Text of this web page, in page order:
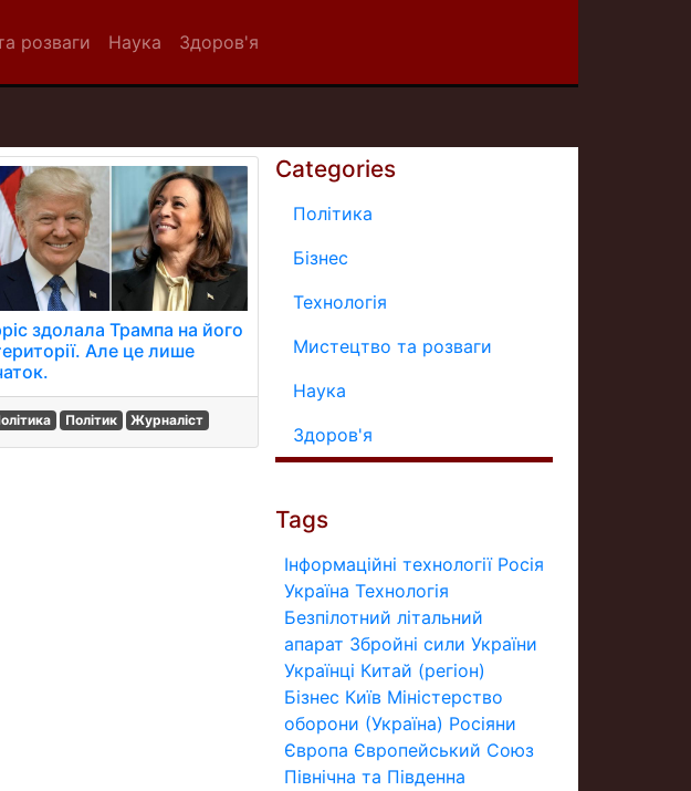
розваги Наука Здоров'я
здолала Трампа на його
Але це лише
Політик Журналіст
Categories
Політика
Бізнес
Технологія
Мистецтво та розваги
Наука
Здоров'я
Tags
Інформаційні технології Росія
Україна Технологія
Безпілотний літальний
апарат Збройні сили України
Українці Китай (регіон)
Бізнес Київ Міністерство
оборони (Україна) Росіяни
Європа Європейський Союз
Північна та Південна